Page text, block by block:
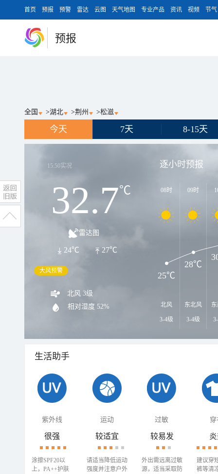
首页 预报 预警 雷达 云图 天气地图 专业产品 资讯 视频 节气
预报
全国 >湖北 >荆州 >松滋
今天 7天 8-15天
15:50实况
32.7℃
雷达图
27℃
24℃
大风预警
北风 3级
相对湿度 52%
逐小时预报
08时
北风
3-4级
09时
东北风
3-4级
25℃
28℃
生活助手
紫外线 运动 过敏 穿
很强
涂擦SPF20以
上，PA++护肤
较适宜
请适当降低运动
强度并注意户外
较易发
外出需远离过敏
源，适当采取防
建议穿
裤等清